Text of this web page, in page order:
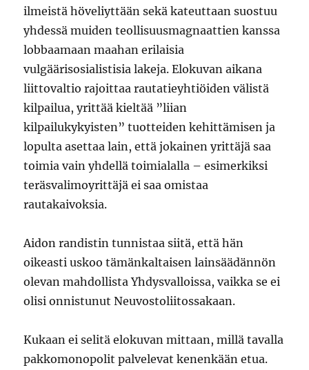
ilmeistä höveliyttään sekä kateuttaan suostuu
yhdessä muiden teollisuusmagnaattien kanssa
lobbaamaan maahan erilaisia
vulgäärisosialistisia lakeja. Elokuvan aikana
liittovaltio rajoittaa rautatieyhtiöiden välistä
kilpailua, yrittää kieltää ”liian
kilpailukykyisten” tuotteiden kehittämisen ja
lopulta asettaa lain, että jokainen yrittäjä saa
toimia vain yhdellä toimialalla – esimerkiksi
teräsvalimoyrittäjä ei saa omistaa
rautakaivoksia.
Aidon randistin tunnistaa siitä, että hän
oikeasti uskoo tämänkaltaisen lainsäädännön
olevan mahdollista Yhdysvalloissa, vaikka se ei
olisi onnistunut Neuvostoliitossakaan.
Kukaan ei selitä elokuvan mittaan, millä tavalla
pakkomonopolit palvelevat kenenkään etua.